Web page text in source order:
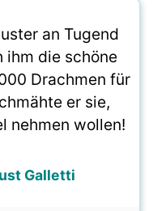
an Tugend
ihm die schöne
Drachmen für
er sie,
nehmen wollen!
Galletti